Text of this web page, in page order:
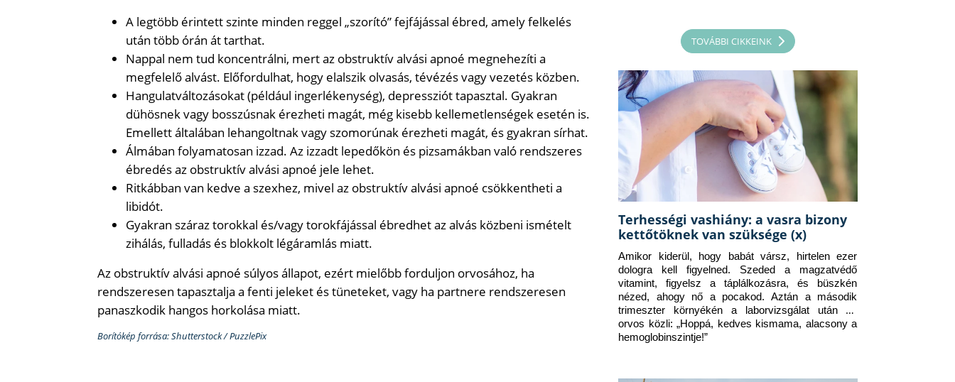
A legtöbb érintett szinte minden reggel „szorító” fejfájással ébred, amely felkelés
után több órán át tarthat.
Nappal nem tud koncentrálni, mert az obstruktív alvási apnoé megnehezíti a
megfelelő alvást. Előfordulhat, hogy elalszik olvasás, tévézés vagy vezetés közben.
Hangulatváltozásokat (például ingerlékenység), depressziót tapasztal. Gyakran
dühösnek vagy bosszúsnak érezheti magát, még kisebb kellemetlenségek esetén is.
Emellett általában lehangoltnak vagy szomorúnak érezheti magát, és gyakran sírhat.
Álmában folyamatosan izzad. Az izzadt lepedőkön és pizsamákban való rendszeres
ébredés az obstruktív alvási apnoé jele lehet.
Ritkábban van kedve a szexhez, mivel az obstruktív alvási apnoé csökkentheti a
libidót.
Gyakran száraz torokkal és/vagy torokfájással ébredhet az alvás közbeni ismételt
zihálás, fulladás és blokkolt légáramlás miatt.
Az obstruktív alvási apnoé súlyos állapot, ezért mielőbb forduljon orvosához, ha
rendszeresen tapasztalja a fenti jeleket és tüneteket, vagy ha partnere rendszeresen
panaszkodik hangos horkolása miatt.
Borítókép forrása: Shutterstock / PuzzlePix
TOVÁBBI CIKKEINK
Terhességi vashiány: a vasra bizony
kettőtöknek van szüksége (x)
Amikor kiderül, hogy babát vársz, hirtelen ezer
dologra kell figyelned. Szeded a magzatvédő
vitamint, figyelsz a táplálkozásra, és büszkén
nézed, ahogy nő a pocakod. Aztán a második
trimeszter környékén a laborvizsgálat után az
orvos közli: „Hoppá, kedves kismama, alacsony a
hemoglobinszintje!”